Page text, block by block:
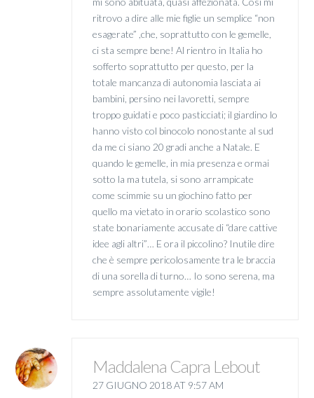
ritrovo a dire alle mie figlie un semplice “non
esagerate” ,che, soprattutto con le gemelle,
ci sta sempre bene! Al rientro in Italia ho
sofferto soprattutto per questo, per la
totale mancanza di autonomia lasciata ai
bambini, persino nei lavoretti, sempre
troppo guidati e poco pasticciati; il giardino lo
hanno visto col binocolo nonostante al sud
da me ci siano 20 gradi anche a Natale. E
quando le gemelle, in mia presenza e ormai
sotto la ma tutela, si sono arrampicate
come scimmie su un giochino fatto per
quello ma vietato in orario scolastico sono
state bonariamente accusate di “dare cattive
idee agli altri”… E ora il piccolino? Inutile dire
che è sempre pericolosamente tra le braccia
di una sorella di turno… Io sono serena, ma
sempre assolutamente vigile!
Maddalena Capra Lebout
27 GIUGNO 2018 AT 9:57 AM